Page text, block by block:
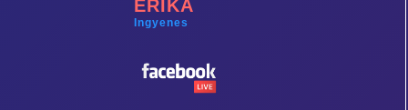
ERIKA
Ingyenes